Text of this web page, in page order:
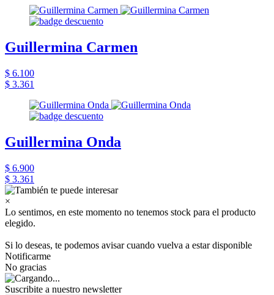
Guillermina Carmen
$ 6.100
$ 3.361
Guillermina Onda
$ 6.900
$ 3.361
×
Lo sentimos, en este momento no tenemos stock para el producto
elegido.
Si lo deseas, te podemos avisar cuando vuelva a estar disponible
Notificarme
No gracias
Suscribite a nuestro newsletter